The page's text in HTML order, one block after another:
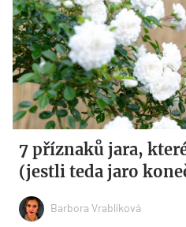
7 příznaků jara,
(jestli teda jaro
Barbora Vrablíková